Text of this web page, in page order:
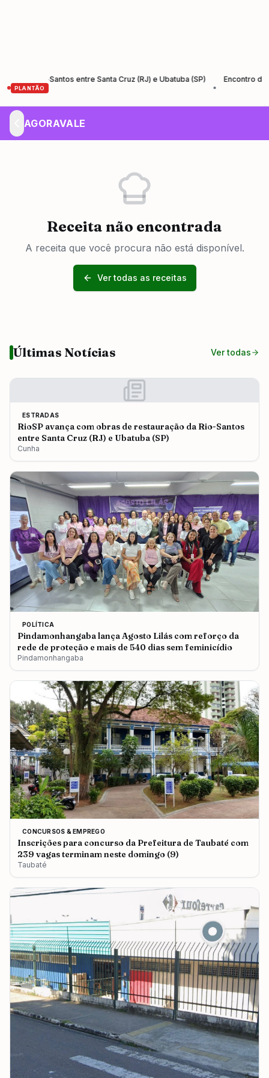
PLANTÃO
Rio-Santos entre Santa Cruz (RJ) e Ubatuba (SP)
Encontro de
AGORAVALE
Receita não encontrada
A receita que você procura não está disponível.
Ver todas as receitas
Últimas Notícias Ver todas
ESTRADAS
RioSP avança com obras de restauração da Rio-Santos
entre Santa Cruz (RJ) e Ubatuba (SP)
Cunha
POLÍTICA
Pindamonhangaba lança Agosto Lilás com reforço da
rede de proteção e mais de 540 dias sem feminicídio
Pindamonhangaba
CONCURSOS & EMPREGO
Inscrições para concurso da Prefeitura de Taubaté com
239 vagas terminam neste domingo (9)
Taubaté